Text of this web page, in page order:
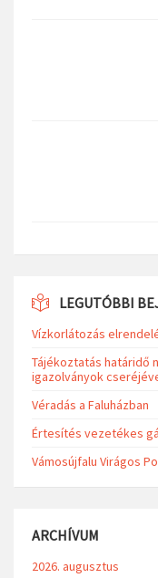
LEGUTÓBBI
Vízkorlátozás
Tájékoztatás határidő
igazolványok
Véradás a Faluházban
Értesítés vezetékes
Vámosújfalu Virágos
ARCHÍVUM
2026. augusztus